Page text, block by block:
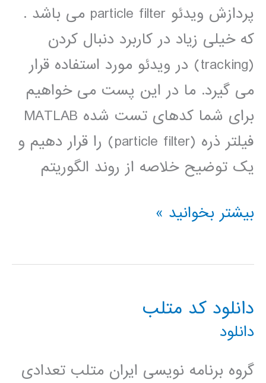
پردازش ویدئو particle filter می باشد .
که خیلی زیاد در کاربرد دنبال کردن
(tracking) در ویدئو مورد استفاده قرار
می گیرد. ما در این پست می خواهیم
برای شما کدهای تست شده MATLAB
فیلتر ذره (particle filter) را قرار دهیم و
یک توضیح خلاصه از روند الگوریتم
Particle
(فیلتر
بیشتر بخوانید »
دانلود کد متلب
دانلود
گروه برنامه نویسی ایران متلب تعدادی